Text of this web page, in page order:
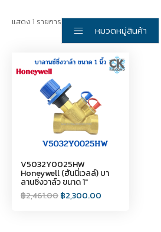
แสดง 1 รายการ
หมวดหมู่สินค้า
V5032Y0025HW
Honeywell (ฮันนี่เวลล์) บา
ลานซิ่งวาล์ว ขนาด 1"
฿2,461.00฿2,300.00